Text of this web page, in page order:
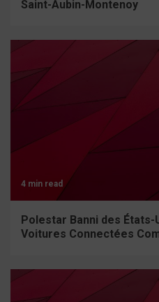
Saint-Aubin-Montenoy
4 min read
Polestar Banni des États-
Voitures Connectées